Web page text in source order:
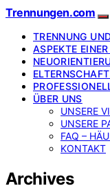
Trennungen.com
TRENNUNG
ASPEKTE
ÜBER UNS
UNSERE
UNSERE
FAQ –
KONTAKT
Archives